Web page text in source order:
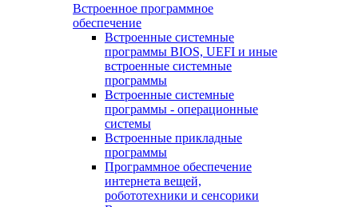
Встроенное программное
обеспечение
Встроенные системные
программы BIOS, UEFI и иные
встроенные системные
программы
Встроенные системные
программы - операционные
системы
Встроенные прикладные
программы
Программное обеспечение
интернета вещей,
робототехники и сенсорики